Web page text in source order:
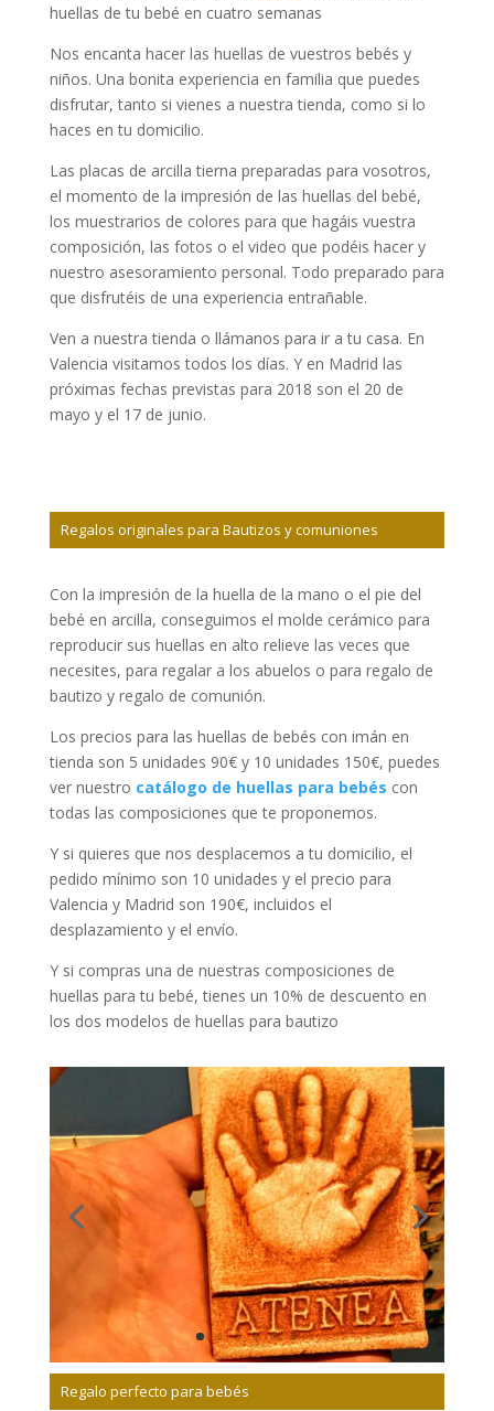
huellas de tu bebé en cuatro semanas
Nos encanta hacer las huellas de vuestros bebés y
niños. Una bonita experiencia en familia que puedes
disfrutar, tanto si vienes a nuestra tienda, como si lo
haces en tu domicilio.
Las placas de arcilla tierna preparadas para vosotros,
el momento de la impresión de las huellas del bebé,
los muestrarios de colores para que hagáis vuestra
composición, las fotos o el video que podéis hacer y
nuestro asesoramiento personal. Todo preparado para
que disfrutéis de una experiencia entrañable.
Ven a nuestra tienda o llámanos para ir a tu casa. En
Valencia visitamos todos los días. Y en Madrid las
próximas fechas previstas para 2018 son el 20 de
mayo y el 17 de junio.
Regalos originales para Bautizos y comuniones
Con la impresión de la huella de la mano o el pie del
bebé en arcilla, conseguimos el molde cerámico para
reproducir sus huellas en alto relieve las veces que
necesites, para regalar a los abuelos o para regalo de
bautizo y regalo de comunión.
Los precios para las huellas de bebés con imán en
tienda son 5 unidades 90€ y 10 unidades 150€, puedes
ver nuestro catálogo de huellas para bebés con
todas las composiciones que te proponemos.
Y si quieres que nos desplacemos a tu domicilio, el
pedido mínimo son 10 unidades y el precio para
Valencia y Madrid son 190€, incluidos el
desplazamiento y el envío.
Y si compras una de nuestras composiciones de
huellas para tu bebé, tienes un 10% de descuento en
los dos modelos de huellas para bautizo
Regalo perfecto para bebés